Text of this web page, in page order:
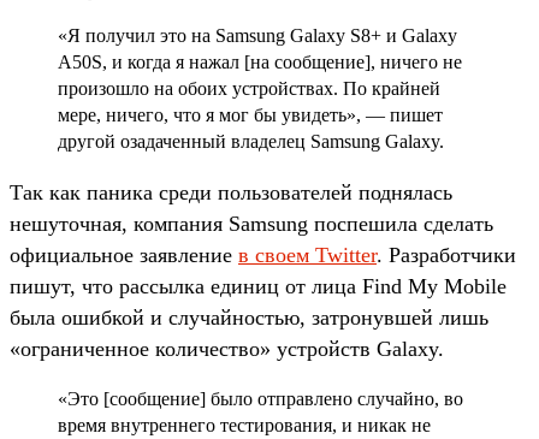
«Я получил это на Samsung Galaxy S8+ и Galaxy
A50S, и когда я нажал [на сообщение], ничего не
произошло на обоих устройствах. По крайней
мере, ничего, что я мог бы увидеть», — пишет
другой озадаченный владелец Samsung Galaxy.
Так как паника среди пользователей поднялась
нешуточная, компания Samsung поспешила сделать
официальное заявление в своем Twitter. Разработчики
пишут, что рассылка единиц от лица Find My Mobile
была ошибкой и случайностью, затронувшей лишь
«ограниченное количество» устройств Galaxy.
«Это [сообщение] было отправлено случайно, во
время внутреннего тестирования, и никак не